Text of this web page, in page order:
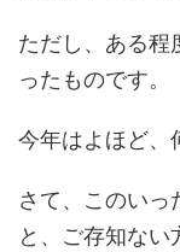
ただし、ある程
ったものです。
今年はよほど、
さて、このいっ
と、ご存知ない